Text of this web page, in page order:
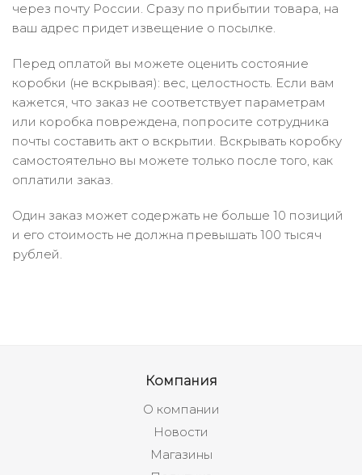
через почту России. Сразу по прибытии товара, на
ваш адрес придет извещение о посылке.
Перед оплатой вы можете оценить состояние
коробки (не вскрывая): вес, целостность. Если вам
кажется, что заказ не соответствует параметрам
или коробка повреждена, попросите сотрудника
почты составить акт о вскрытии. Вскрывать коробку
самостоятельно вы можете только после того, как
оплатили заказ.
Один заказ может содержать не больше 10 позиций
и его стоимость не должна превышать 100 тысяч
рублей.
Компания
О компании
Новости
Магазины